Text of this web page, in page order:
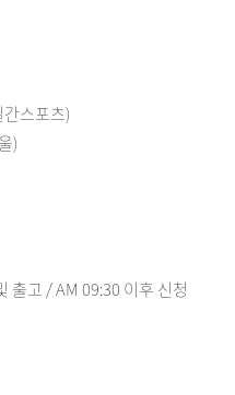
스포츠)
)
출고 / AM 09:30 이후 신청